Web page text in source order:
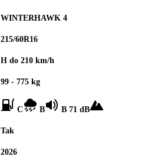
WINTERHAWK 4
215/60R16
H do 210 km/h
99 - 775 kg
C B B 71 dB
Tak
2026